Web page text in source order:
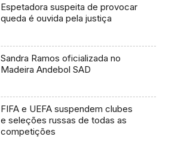
Espetadora suspeita de provocar
queda é ouvida pela justiça
Sandra Ramos oficializada no
Madeira Andebol SAD
FIFA e UEFA suspendem clubes
e seleções russas de todas as
competições